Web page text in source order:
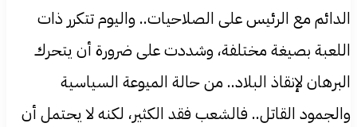
الدائم مع الرئيس على الصلاحيات.. واليوم تتكرر ذات
اللعبة بصيغة مختلفة، وشددت على ضرورة أن يتحرك
البرهان لإنقاذ البلاد.. من حالة الميوعة السياسية
والجمود القاتل.. فالشعب فقد الكثير، لكنه لا يحتمل أن